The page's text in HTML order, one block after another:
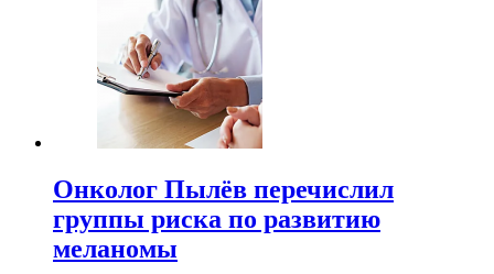
Онколог Пылёв перечислил
группы риска по развитию
меланомы